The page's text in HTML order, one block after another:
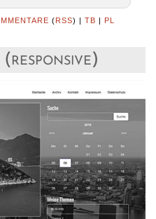
( RSS) | TB PL